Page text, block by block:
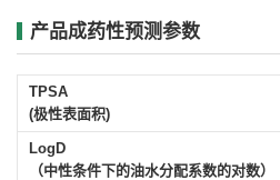
产品成药性预测参数
TPSA
(极性表面积)
LogD
（中性条件下的油水分配系数的对数）